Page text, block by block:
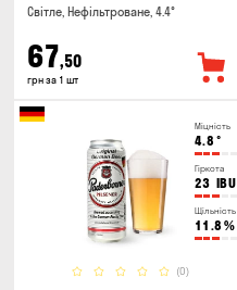
Світле, Нефільтроване, 4.4°
67,50
грн за 1 шт
Міцність
4.8 °
Гіркота
23 IBU
Щільність
11.8 %
(0)